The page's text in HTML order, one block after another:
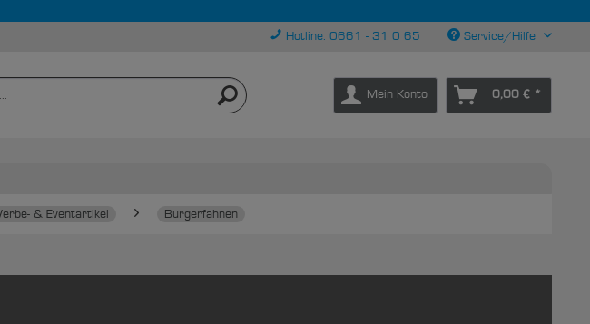
Hotline: 0661 - 31 0 65 Service/Hilfe
Mein Konto 0,00 € *
& Eventartikel Burgerfahnen